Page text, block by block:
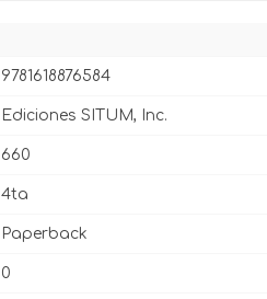
9781618876584
Ediciones SITUM, Inc.
660
4ta
Paperback
0